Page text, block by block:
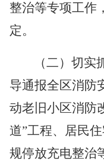
整治等专项工作
定。
（二）切实
导通报全区消防
动老旧小区消防
道”工程、居民
规停放充电整治